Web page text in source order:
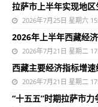
拉萨市上半年实现地
2026年7月25日 星期六
2026年上半年西藏经
2026年7月21日 星期二
西藏主要经济指标增
2026年7月21日 星期二
“十五五”时期拉萨市